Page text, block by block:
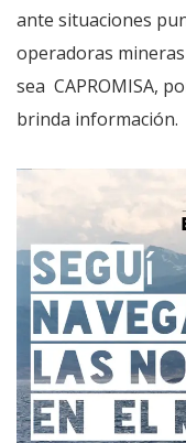
ante situaciones
operadoras
sea CAPROMISA,
brinda información.